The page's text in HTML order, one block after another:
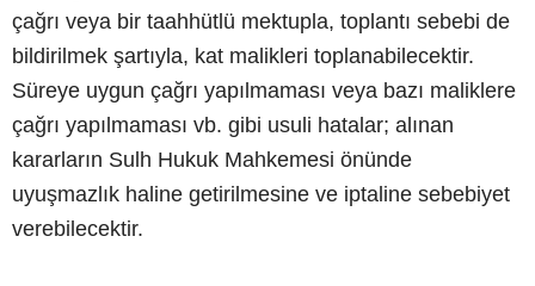
çağrı veya bir taahhütlü mektupla, toplantı sebebi de
bildirilmek şartıyla, kat malikleri toplanabilecektir.
Süreye uygun çağrı yapılmaması veya bazı maliklere
çağrı yapılmaması vb. gibi usuli hatalar; alınan
kararların Sulh Hukuk Mahkemesi önünde
uyuşmazlık haline getirilmesine ve iptaline sebebiyet
verebilecektir.